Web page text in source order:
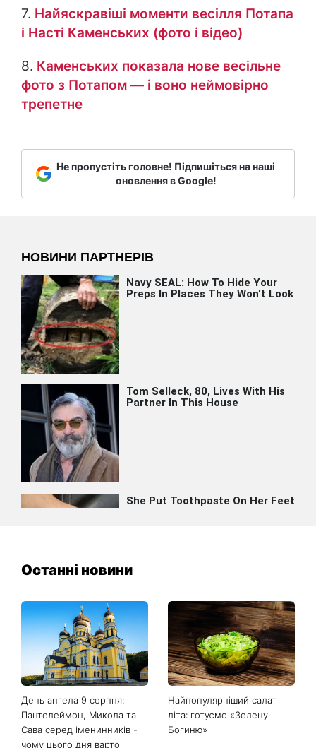
7. Найяскравіші моменти весілля Потапа
і Насті Каменських (фото і відео)
8. Каменських показала нове весільне
фото з Потапом — і воно неймовірно
трепетне
Не пропустіть головне! Підпишіться на наші
оновлення в Google!